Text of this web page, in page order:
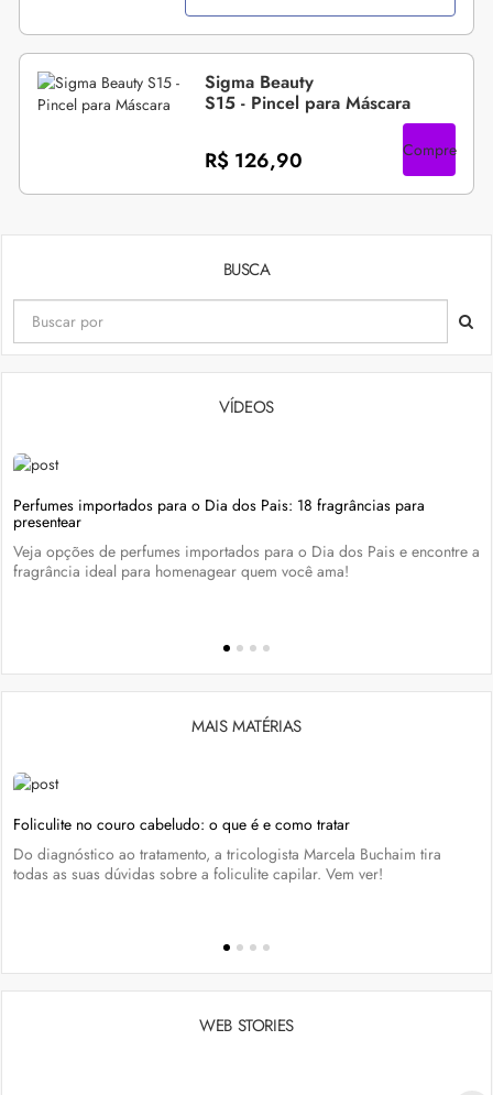
Sigma Beauty
S15 - Pincel para Máscara
R$ 126,90 Compre
BUSCA
VÍDEOS
Perfumes importados para o Dia dos Pais: 18 fragrâncias para
presentear
Veja opções de perfumes importados para o Dia dos Pais e encontre a
fragrância ideal para homenagear quem você ama!
MAIS MATÉRIAS
Foliculite no couro cabeludo: o que é e como tratar
Do diagnóstico ao tratamento, a tricologista Marcela Buchaim tira
todas as suas dúvidas sobre a foliculite capilar. Vem ver!
WEB STORIES